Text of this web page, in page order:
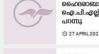
പറന്നു
access_time 27 APRIL